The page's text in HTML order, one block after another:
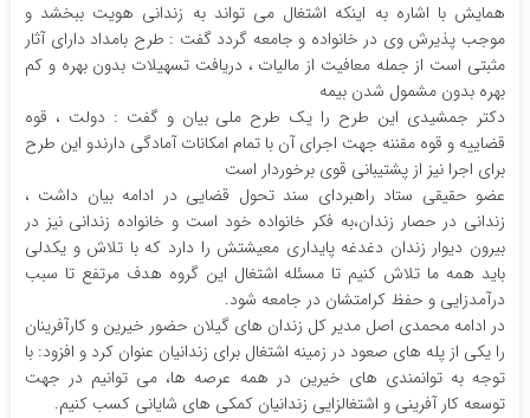
همایش با اشاره به اینکه اشتغال می تواند به زندانی هویت ببخشد و
موجب پذیرش وی در خانواده و جامعه گردد گفت : طرح بامداد دارای آثار
مثبتی است از جمله معافیت از مالیات ، دریافت تسهیلات بدون بهره و کم
بهره بدون مشمول شدن بیمه
دکتر جمشیدی این طرح را یک طرح ملی بیان و گفت : دولت ، قوه
قضاییه و قوه مقننه جهت اجرای آن با تمام امکانات آمادگی دارندو این طرح
برای اجرا نیز از پشتیبانی قوی برخوردار است
عضو حقیقی ستاد راهبردای سند تحول قضایی در ادامه بیان داشت ،
زندانی در حصار زندان،به فکر خانواده خود است و خانواده زندانی نیز در
بیرون دیوار زندان دغدغه پایداری معیشتش را دارد که با تلاش و یکدلی
باید همه ما تلاش کنیم تا مسئله اشتغال این گروه هدف مرتفع تا سبب
درآمدزایی و حفظ کرامتشان در جامعه شود.
در ادامه محمدی اصل مدیر کل زندان های گیلان حضور خیرین و کارآفرینان
را یکی از پله های صعود در زمینه اشتغال برای زندانیان عنوان کرد و افزود: با
توجه به توانمندی های خیرین در همه عرصه ها، می توانیم در جهت
توسعه کار آفرینی و اشتغالزایی زندانیان کمکی های شایانی کسب کنیم.